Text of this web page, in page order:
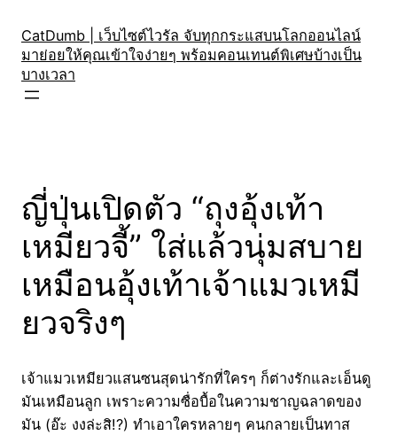
content
CatDumb | เว็บไซต์ไวรัล จับทุกกระแสบนโลกออนไลน์
มาย่อยให้คุณเข้าใจง่ายๆ พร้อมคอนเทนต์พิเศษบ้างเป็น
บางเวลา
ญี่ปุ่นเปิดตัว “ถุงอุ้งเท้า
เหมียวจี้” ใส่แล้วนุ่มสบาย
เหมือนอุ้งเท้าเจ้าแมวเหมี
ยวจริงๆ
เจ้าแมวเหมียวแสนซนสุดน่ารักที่ใครๆ ก็ต่างรักและเอ็นดู
มันเหมือนลูก เพราะความซื่อบื้อในความชาญฉลาดของ
มัน (อ๊ะ งงล่ะสิ!?) ทำเอาใครหลายๆ คนกลายเป็นทาส